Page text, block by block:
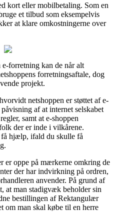
kort eller mobilbetaling. Som en
et tilbud som eksempelvis
at klare omkostningerne over
forretning kan de når alt
forretningsaftale, dog
projekt.
netshoppen er støttet af e-
af at internet selskabet
samt at e-shoppen
der er inde i vilkårene.
hjælp, ifald du skulle få
er oppe på mærkerne omkring de
der har indvirkning på ordren,
anvender. På grund af
at man stadigvæk beholder sin
bestillingen af Rektangulær
om man skal købe til en herre